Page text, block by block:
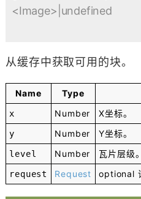
<Image>|undefined
从缓存中获取可用的块。
Name Type
x Number X坐标。
y Number Y坐标。
level Number 瓦片层级。
request Request optional